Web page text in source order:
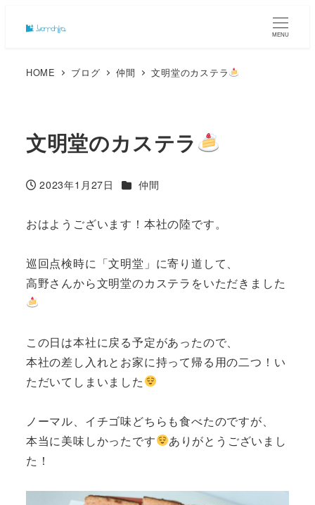
MENU
HOME ブログ 仲間 文明堂のカステラ
文明堂のカステラ
投稿日
2023年1月27日 カテゴリー
仲間
おはようございます！本社の陸です。
巡回点検時に「文明堂」に寄り道して、
高野さんから文明堂のカステラをいただきました
この日は本社に戻る予定があったので、
本社の差し入れとお家に持って帰る用の二つ！い
ただいてしまいました
ノーマル、イチゴ味どちらも食べたのですが、
本当に美味しかったです
ありがとうございまし
た！